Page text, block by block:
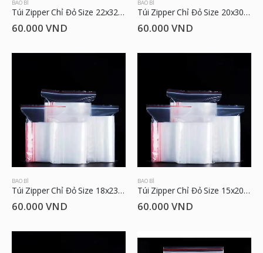
BAO BÌ
Túi Zipper Chỉ Đỏ Size 22x32cm
60.000 VND
BAO BÌ
Túi Zipper Chỉ Đỏ Size 20x30cm
60.000 VND
BAO BÌ
Túi Zipper Chỉ Đỏ Size 18x23cm
60.000 VND
BAO BÌ
Túi Zipper Chỉ Đỏ Size 15x20cm
60.000 VND